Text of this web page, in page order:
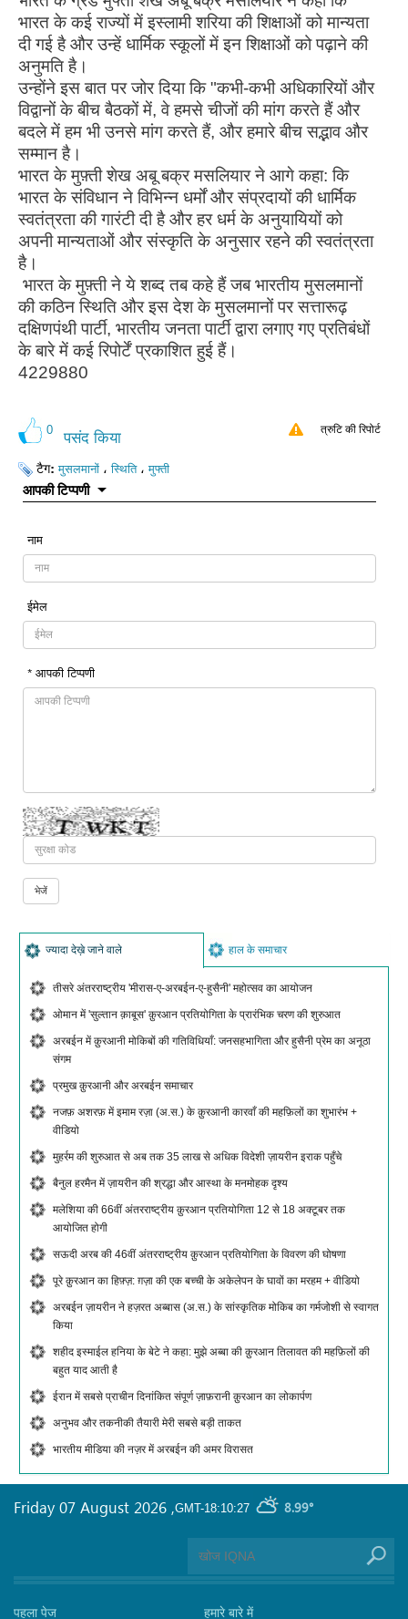
भारत के कई राज्यों में इस्लामी शरिया की शिक्षाओं को मान्यता
दी गई है और उन्हें धार्मिक स्कूलों में इन शिक्षाओं को पढ़ाने की
अनुमति है।
उन्होंने इस बात पर जोर दिया कि "कभी-कभी अधिकारियों और
विद्वानों के बीच बैठकों में, वे हमसे चीजों की मांग करते हैं और
बदले में हम भी उनसे मांग करते हैं, और हमारे बीच सद्भाव और
सम्मान है।
भारत के मुफ़्ती शेख अबू बक्र मसलियार ने आगे कहा: कि
भारत के संविधान ने विभिन्न धर्मों और संप्रदायों की धार्मिक
स्वतंत्रता की गारंटी दी है और हर धर्म के अनुयायियों को
अपनी मान्यताओं और संस्कृति के अनुसार रहने की स्वतंत्रता
है।
भारत के मुफ़्ती ने ये शब्द तब कहे हैं जब भारतीय मुसलमानों
की कठिन स्थिति और इस देश के मुसलमानों पर सत्तारूढ़
दक्षिणपंथी पार्टी, भारतीय जनता पार्टी द्वारा लगाए गए प्रतिबंधों
के बारे में कई रिपोर्टें प्रकाशित हुई हैं।
4229880
0 पसंद किया त्रुटि की रिपोर्ट
टैग:मुसलमानों ،स्थिति،मुफ्ती
आपकी टिप्पणी
नाम
ईमेल
* आपकी टिप्पणी
ज्यादा देख़े जाने वाले हाल के समाचार
तीसरे अंतरराष्ट्रीय 'मीरास-ए-अरबईन-ए-हुसैनी' महोत्सव का आयोजन
ओमान में 'सुल्तान क़ाबूस' क़ुरआन प्रतियोगिता के प्रारंभिक चरण की शुरुआत
अरबईन में क़ुरआनी मोकिबों की गतिविधियाँ: जनसहभागिता और हुसैनी प्रेम का अनूठा
संगम
प्रमुख क़ुरआनी और अरबईन समाचार
नजफ़ अशरफ़ में इमाम रज़ा (अ.स.) के क़ुरआनी कारवाँ की महफ़िलों का शुभारंभ +
वीडियो
मुहर्रम की शुरुआत से अब तक 35 लाख से अधिक विदेशी ज़ायरीन इराक पहुँचे
बैनुल हरमैन में ज़ायरीन की श्रद्धा और आस्था के मनमोहक दृश्य
मलेशिया की 66वीं अंतरराष्ट्रीय क़ुरआन प्रतियोगिता 12 से 18 अक्टूबर तक
आयोजित होगी
सऊदी अरब की 46वीं अंतरराष्ट्रीय क़ुरआन प्रतियोगिता के विवरण की घोषणा
पूरे क़ुरआन का हिफ़्ज़: ग़ज़ा की एक बच्ची के अकेलेपन के घावों का मरहम + वीडियो
अरबईन ज़ायरीन ने हज़रत अब्बास (अ.स.) के सांस्कृतिक मोकिब का गर्मजोशी से स्वागत
किया
शहीद इस्माईल हनिया के बेटे ने कहा: मुझे अब्बा की क़ुरआन तिलावत की महफ़िलों की
बहुत याद आती है
ईरान में सबसे प्राचीन दिनांकित संपूर्ण ज़ाफ़रानी क़ुरआन का लोकार्पण
अनुभव और तकनीकी तैयारी मेरी सबसे बड़ी ताकत
भारतीय मीडिया की नज़र में अरबईन की अमर विरासत
GMT-18:10:27 8.99°
Friday 07 August 2026 ,
पहला पेज हमारे बारे में